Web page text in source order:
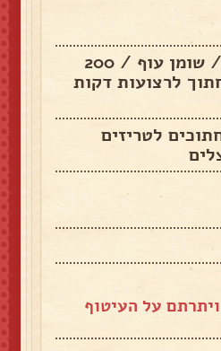
2 כף שמן קנולה / שומן עוף / 200
לרצועות דקות
לטריזים
על העיטוף